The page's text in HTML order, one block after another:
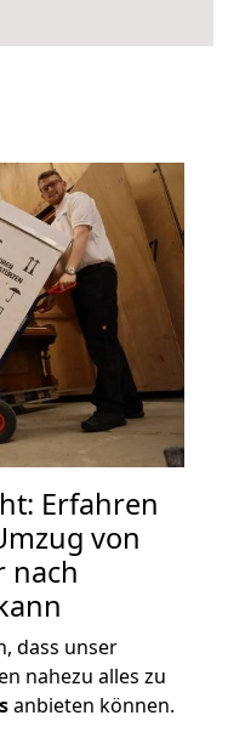
Erfahren
von
nach
dass unser
nahezu alles zu
anbieten können.